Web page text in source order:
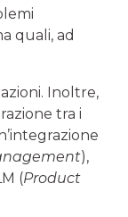
quali, ad
Inoltre,
tra i
),
(Product